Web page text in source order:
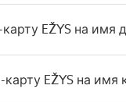
карту EŽYS на
EŽYS на имя